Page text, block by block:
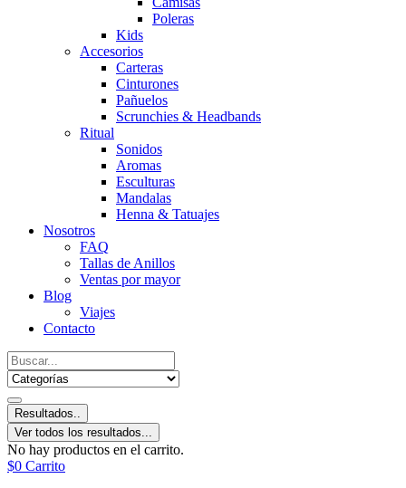
Poleras
Kids
Accesorios
Carteras
Cinturones
Pañuelos
Scrunchies & Headbands
Ritual
Sonidos
Aromas
Esculturas
Mandalas
Henna & Tatuajes
Nosotros
FAQ
Tallas de Anillos
Ventas por mayor
Blog
Viajes
Contacto
Resultados..
Ver todos los resultados...
No hay productos en el carrito.
$0 Carrito